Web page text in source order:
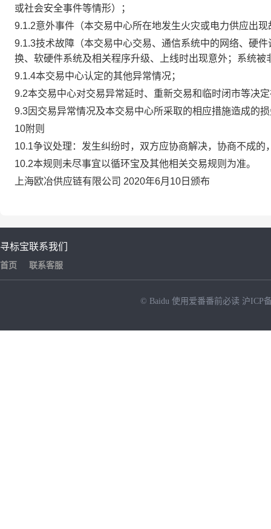
或社会安全事件等情形）；
9.1.2意外事件（本交易中心所在地发生火灾或电力供应出
9.1.3技术故障（本交易中心交易、通信系统中的网络、硬
换、软硬件系统及相关程序升级、上线时出现意外；系统
9.1.4本交易中心认定的其他异常情况；
9.2本交易中心对交易异常延时、重新交易和临时闭市等决
9.3因交易异常情况及本交易中心所采取的相应措施造成的
10附则
10.1争议处理：发生纠纷时，双方应协商解决，协商不成
10.2本规则未尽事宜以循环宝及其他相关交易规则为准。
上海欧冶供应链有限公司 2020年6月10日颁布
寻标宝
首页
联系我们
联系客服
© Baidu 使用爱番番前必读 沪ICP